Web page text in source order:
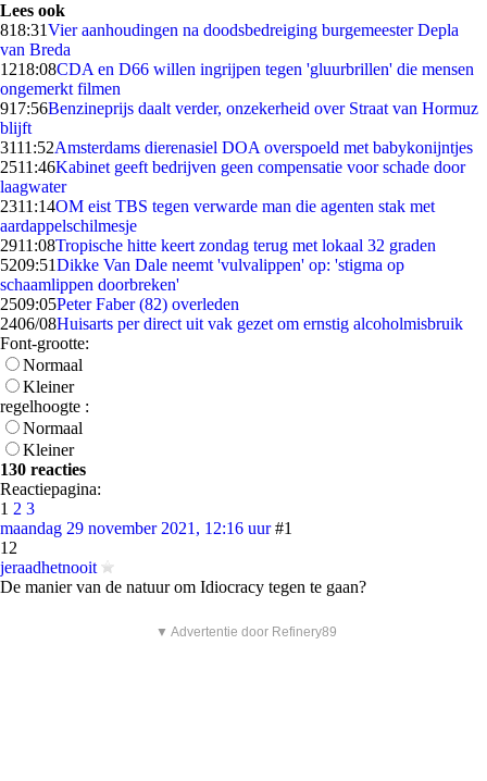
Lees ook
818:31Vier aanhoudingen na doodsbedreiging burgemeester Depla
van Breda
1218:08CDA en D66 willen ingrijpen tegen 'gluurbrillen' die mensen
ongemerkt filmen
917:56Benzineprijs daalt verder, onzekerheid over Straat van Hormuz
blijft
3111:52Amsterdams dierenasiel DOA overspoeld met babykonijntjes
2511:46Kabinet geeft bedrijven geen compensatie voor schade door
laagwater
2311:14OM eist TBS tegen verwarde man die agenten stak met
aardappelschilmesje
2911:08Tropische hitte keert zondag terug met lokaal 32 graden
5209:51Dikke Van Dale neemt 'vulvalippen' op: 'stigma op
schaamlippen doorbreken'
2509:05Peter Faber (82) overleden
2406/08Huisarts per direct uit vak gezet om ernstig alcoholmisbruik
Font-grootte:
Normaal
Kleiner
regelhoogte :
Normaal
Kleiner
130 reacties
Reactiepagina:
1 2 3
maandag 29 november 2021, 12:16 uur #1
12
jeraadhetnooit
De manier van de natuur om Idiocracy tegen te gaan?
▼ Advertentie door Refinery89